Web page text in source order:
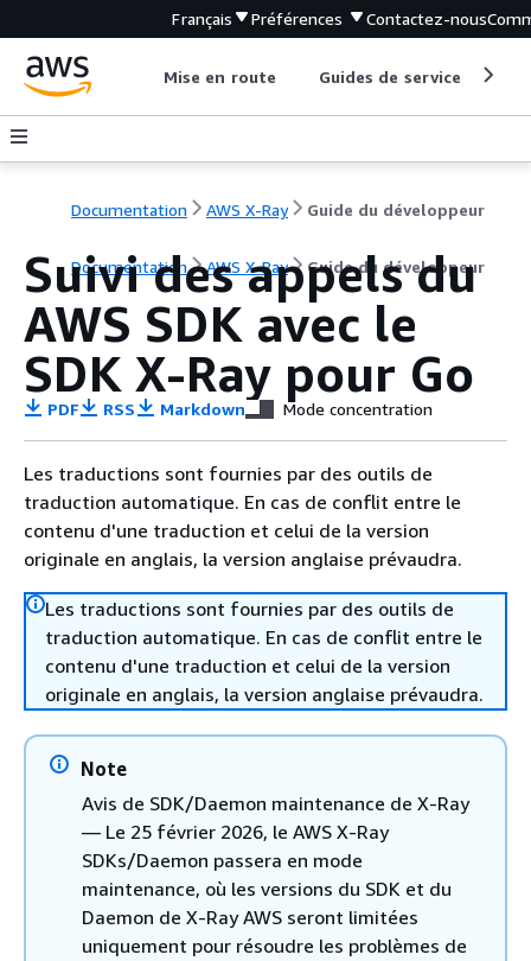
Français Préférences Contactez-nous
Mise en route Guides de service
Documentation AWS X-Ray Guide du développeur
Documentation AWS X-Ray Guide du développeur
Suivi des appels du
AWS SDK avec le
SDK X-Ray pour Go
PDF RSS Markdown Mode concentration
Les traductions sont fournies par des outils de
traduction automatique. En cas de conflit entre le
contenu d'une traduction et celui de la version
originale en anglais, la version anglaise prévaudra.
Les traductions sont fournies par des outils de
traduction automatique. En cas de conflit entre le
contenu d'une traduction et celui de la version
originale en anglais, la version anglaise prévaudra.
Note
Avis de SDK/Daemon maintenance de X-Ray
— Le 25 février 2026, le AWS X-Ray
SDKs/Daemon passera en mode
maintenance, où les versions du SDK et du
Daemon de X-Ray AWS seront limitées
uniquement pour résoudre les problèmes de